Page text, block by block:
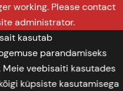
Trixie mähkimisaluse kate
70x45cm
26,99 €
working. Please contact
administrator.
kasutab
parandamiseks
Meie veebisaiti kasutades
küpsiste kasutamisega